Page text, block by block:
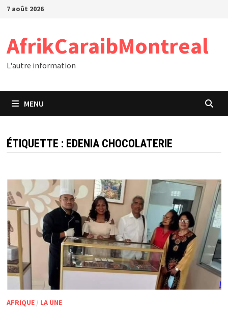
Passer
7 août 2026
AfrikCaraibMontreal
L'autre information
MENU
ÉTIQUETTE : EDENIA CHOCOLATERIE
AFRIQUE/ LA UNE